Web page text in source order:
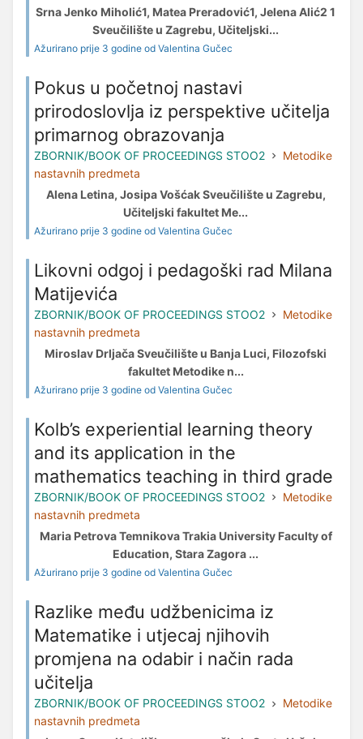
Srna Jenko Miholić1, Matea Preradović1, Jelena Alić2 1
Sveučilište u Zagrebu, Učiteljski...
Ažurirano prije 3 godine od Valentina Gučec
Pokus u početnoj nastavi
prirodoslovlja iz perspektive učitelja
primarnog obrazovanja
ZBORNIK/BOOK OF PROCEEDINGS STOO2
Metodike
nastavnih predmeta
Alena Letina, Josipa Vošćak Sveučilište u Zagrebu,
Učiteljski fakultet Me...
Ažurirano prije 3 godine od Valentina Gučec
Likovni odgoj i pedagoški rad Milana
Matijevića
ZBORNIK/BOOK OF PROCEEDINGS STOO2
Metodike
nastavnih predmeta
Miroslav Drljača Sveučilište u Banja Luci, Filozofski
fakultet Metodike n...
Ažurirano prije 3 godine od Valentina Gučec
Kolb’s experiential learning theory
and its application in the
mathematics teaching in third grade
ZBORNIK/BOOK OF PROCEEDINGS STOO2
Metodike
nastavnih predmeta
Maria Petrova Temnikova Trakia University Faculty of
Education, Stara Zagora ...
Ažurirano prije 3 godine od Valentina Gučec
Razlike među udžbenicima iz
Matematike i utjecaj njihovih
promjena na odabir i način rada
učitelja
ZBORNIK/BOOK OF PROCEEDINGS STOO2
Metodike
nastavnih predmeta